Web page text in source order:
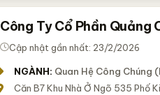
Công Ty Cổ Phần Quảng
Cập nhật gần nhất: 23/2/2026
NGÀNH: Quan Hệ Công Chúng
Căn B7 Khu Nhà Ở Ngõ 535 Phố